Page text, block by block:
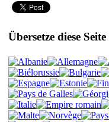
Übersetze diese Seite